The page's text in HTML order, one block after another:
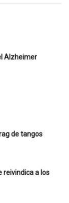
Alzheimer
de tangos
reivindica a los